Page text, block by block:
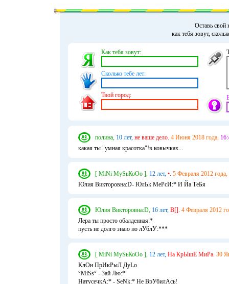
Оставь свой
как тебя зовут,
Как тебя зовут:
Сколько тебе лет:
Твой город:
полина, 10 лет, не ваше дело. 4 Июня 2018 года,
какая ты "умная красотка"!в ковычках...
[ MiNi МуSьКоОо ], 12 лет, •. 5 Февраля 2012 года,
Юлия Викторовна:D- ЮлЬk МеРсИ:* И Йа ТеБя
Юлия Викторовна:D, 16 лет, В[]. 4 Февраля 2012
Лера ты просто обалденная:*
пусть не долго знаю но лУблУ:***
[ MiNi МуSьКоОо ], 12 лет, На КрЫшЕ МиРа. 30
КлОн ПрИкРыЛ ДуLo
°MiSs° - Зай Лю:*
НатусечкА:* - SeNk:* Не ВрУбилАсь!